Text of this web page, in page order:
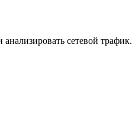
сетевой трафик.